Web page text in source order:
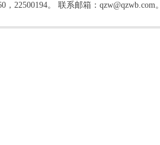
22500194。 联系邮箱：qzw@qzwb.com。